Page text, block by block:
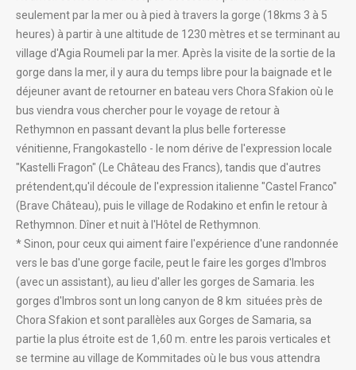
seulement par la mer ou à pied à travers la gorge (18kms 3 à 5
heures) à partir à une altitude de 1230 mètres et se terminant au
village d'Agia Roumeli par la mer. Après la visite de la sortie de la
gorge dans la mer, il y aura du temps libre pour la baignade et le
déjeuner avant de retourner en bateau vers Chora Sfakion où le
bus viendra vous chercher pour le voyage de retour à
Rethymnon en passant devant la plus belle forteresse
vénitienne, Frangokastello - le nom dérive de l'expression locale
"Kastelli Fragon" (Le Château des Francs), tandis que d'autres
prétendent,qu'il découle de l'expression italienne "Castel Franco"
(Brave Château), puis le village de Rodakino et enfin le retour à
Rethymnon. Dîner et nuit à l'Hôtel de Rethymnon.
* Sinon, pour ceux qui aiment faire l'expérience d'une randonnée
vers le bas d'une gorge facile, peut le faire les gorges d'Imbros
(avec un assistant), au lieu d'aller les gorges de Samaria. les
gorges d'Imbros sont un long canyon de 8 km situées près de
Chora Sfakion et sont parallèles aux Gorges de Samaria, sa
partie la plus étroite est de 1,60 m. entre les parois verticales et
se termine au village de Kommitades où le bus vous attendra